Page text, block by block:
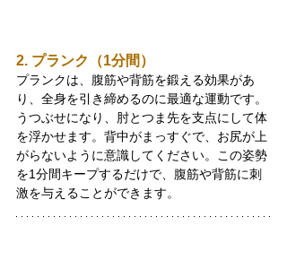
2. プランク（1分間）
プランクは、腹筋や背筋を鍛える効果があ
り、全身を引き締めるのに最適な運動です。
うつぶせになり、肘とつま先を支点にして体
を浮かせます。背中がまっすぐで、お尻が上
がらないように意識してください。この姿勢
を1分間キープするだけで、腹筋や背筋に刺
激を与えることができます。